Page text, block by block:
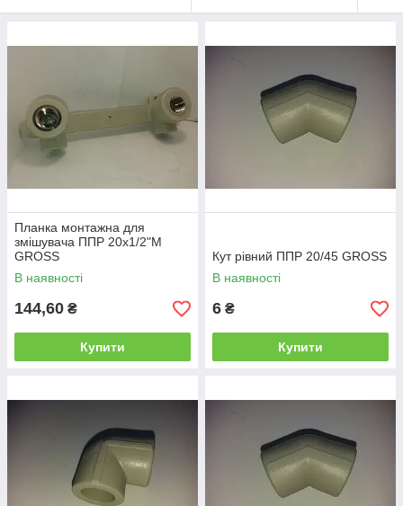
Планка монтажна для
змішувача ППР 20х1/2"М
GROSS
В наявності
144,60 ₴
Купити
Кут рівний ППР 20/45 GROSS
В наявності
6 ₴
Купити